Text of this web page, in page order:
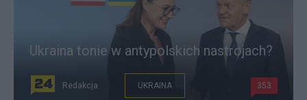
Ukraina tonie w antypolskich nastrojach?
Redakcja UKRAINA 353